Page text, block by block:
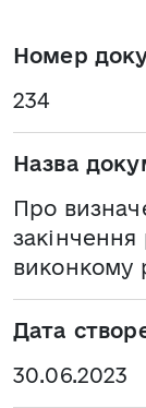
Номер
234
Назва
Про
закінчення
виконкому
Дата
30.06.2023